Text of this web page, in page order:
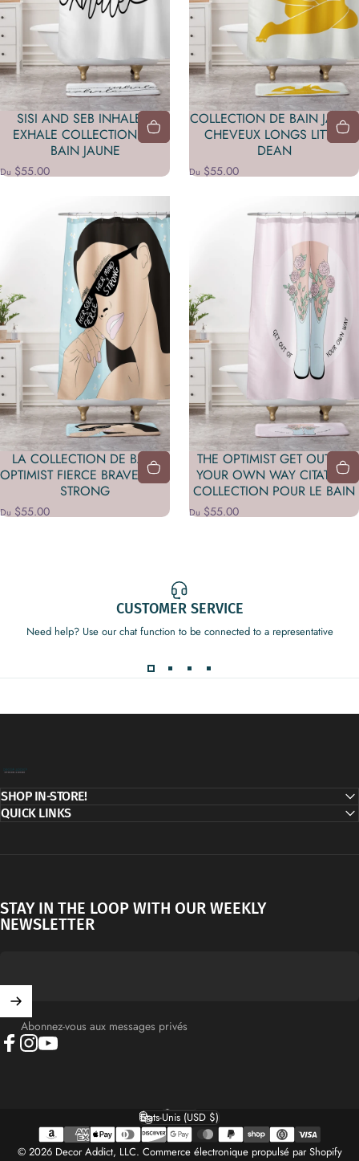
SISI AND SEB INHALE X
EXHALE COLLECTION DE
BAIN JAUNE
Du $55.00
COLLECTION DE BAIN JAUNE
CHEVEUX LONGS LITTLE
DEAN
Du $55.00
LA COLLECTION DE BAIN
OPTIMIST FIERCE BRAVE AND
STRONG
Du $55.00
THE OPTIMIST GET OUT OF
YOUR OWN WAY CITATION
COLLECTION POUR LE BAIN
Du $55.00
CUSTOMER SERVICE
Need help? Use our chat function to be connected to a representative
SHOP IN-STORE!
QUICK LINKS
STAY IN THE LOOP WITH OUR WEEKLY
NEWSLETTER
Abonnez-vous aux messages privés
© 2026 Decor Addict, LLC. Commerce électronique propulsé par Shopify
Langue
Pays/région
États-Unis (USD $)